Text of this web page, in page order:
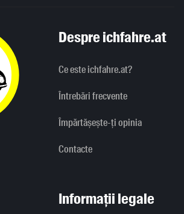
Despre ichfahre.at
Ce este ichfahre.at?
Întrebări frecvente
Împărtășește-ți opinia
Contacte
Informații legale